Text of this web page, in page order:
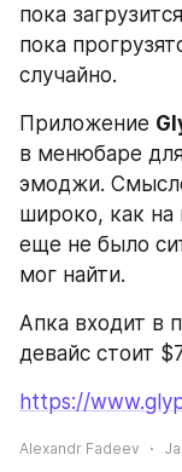
пока
пока
случайно.
Приложение
в менюбаре
эмоджи.
широко, как на
еще не было
мог найти.
Апка входит в
девайс стоит
https://
Alexandr Fadeev